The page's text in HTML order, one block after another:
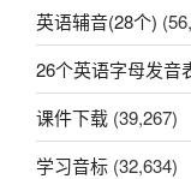
英语辅音(28个)
26个英语字母发音
课件下载 (39,267)
学习音标 (32,634)